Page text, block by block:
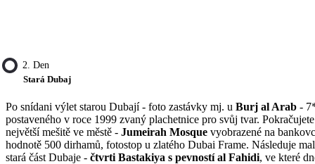
2. Den
Stará Dubaj
Po snídani výlet starou Dubají - foto zastávky mj. u Burj al Arab -
postaveného v roce 1999 zvaný plachetnice pro svůj tvar.
největší mešitě ve městě - Jumeirah Mosque vyobrazené na
hodnotě 500 dirhamů, fotostop u zlatého Dubai Frame. Následuje
stará část Dubaje - čtvrti Bastakiya s pevností al Fahidi, ve které